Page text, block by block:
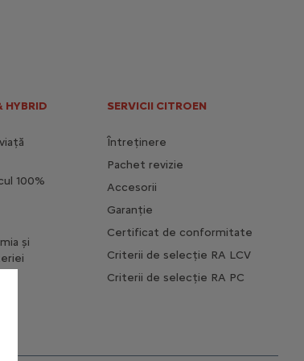
HYBRID
100%
și
SERVICII CITROEN
Întreținere
Pachet revizie
Accesorii
Garanție
Certificat de conformitate
Criterii de selecție RA LCV
Criterii de selecție RA PC